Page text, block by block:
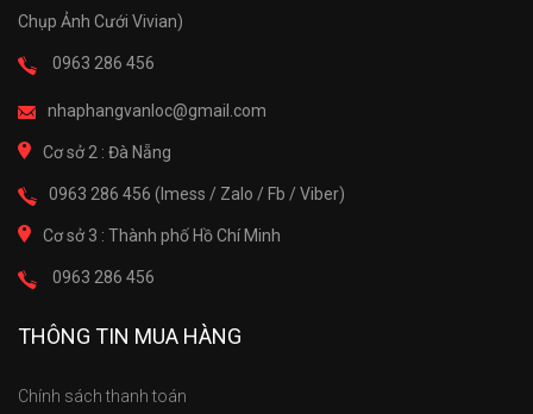
Chụp Ảnh Cưới Vivian)
0963 286 456
nhaphangvanloc@gmail.com
Cơ sở 2 : Đà Nẵng
0963 286 456 (Imess / Zalo / Fb / Viber)
Cơ sở 3 : Thành phố Hồ Chí Minh
0963 286 456
THÔNG TIN MUA HÀNG
Chính sách thanh toán